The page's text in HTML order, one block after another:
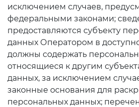
исключением случаев,
федеральными законами;
предоставляются субъекту
данных Оператором в
должны содержать
относящиеся к другим
данных, за исключением
законные основания для
персональных данных;